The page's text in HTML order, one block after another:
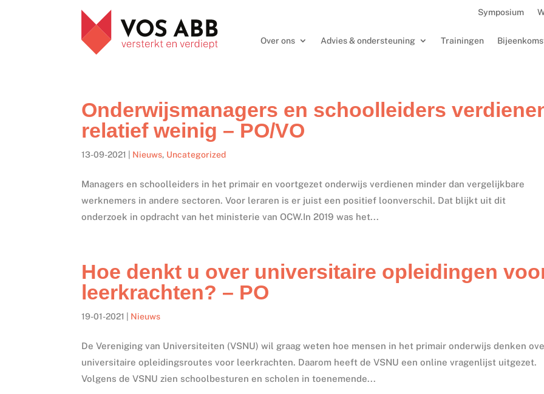
Symposium
Over ons Advies & ondersteuning Trainingen
Onderwijsmanagers en schoolleiders
relatief weinig – PO/VO
13-09-2021 Nieuws, Uncategorized
Managers en schoolleiders in het primair en voortgezet onderwijs verdienen minder dan vergelijkbare
werknemers in andere sectoren. Voor leraren is er juist een positief loonverschil. Dat blijkt uit dit
onderzoek in opdracht van het ministerie van OCW.In 2019 was het...
Hoe denkt u over universitaire opleidingen
leerkrachten? – PO
19-01-2021 Nieuws
De Vereniging van Universiteiten (VSNU) wil graag weten hoe mensen in het primair onderwijs denken
universitaire opleidingsroutes voor leerkrachten. Daarom heeft de VSNU een online vragenlijst uitgezet.
Volgens de VSNU zien schoolbesturen en scholen in toenemende...